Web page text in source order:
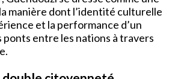
manière dont l’identité culturelle
et la performance d’un
entre les nations à travers